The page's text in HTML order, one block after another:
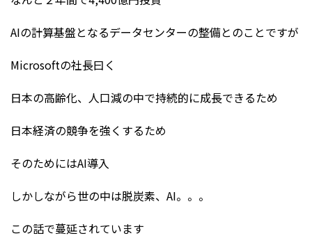
AIの計算基盤となるデータセンターの整備とのことですが
Microsoftの社長曰く
日本の高齢化、人口減の中で持続的に成長できるため
日本経済の競争を強くするため
そのためにはAI導入
しかしながら世の中は脱炭素、AI。。。
この話で蔓延されています